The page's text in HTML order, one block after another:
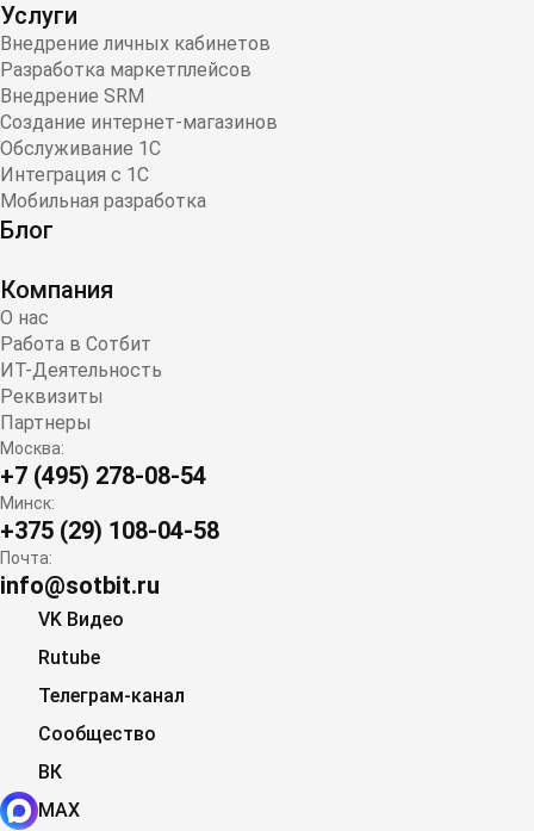
Услуги
Внедрение личных кабинетов
Разработка маркетплейсов
Внедрение SRM
Создание интернет-магазинов
Обслуживание 1С
Интеграция с 1С
Мобильная разработка
Блог
Компания
О нас
Работа в Сотбит
ИТ-Деятельность
Реквизиты
Партнеры
Москва:
+7 (495) 278-08-54
Минск:
+375 (29) 108-04-58
Почта:
info@sotbit.ru
VK Видео
Rutube
Телеграм-канал
Сообщество
ВК
MAX